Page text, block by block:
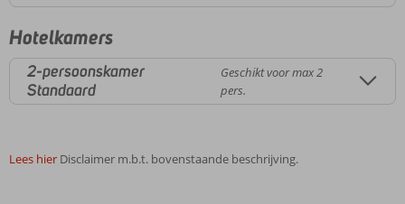
Hotelkamers
2-persoonskamer
Standaard
Geschikt voor max 2
pers.
Lees hier Disclaimer m.b.t. bovenstaande beschrijving.